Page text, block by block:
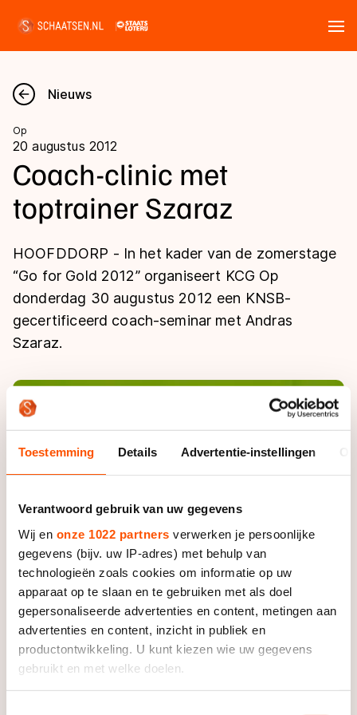
Toestemming Details Advertentie-instellingen
Verantwoord gebruik van uw gegevens
Wij en onze 1022 partners verwerken je persoonlijke
gegevens (bijv. uw IP-adres) met behulp van
technologieën zoals cookies om informatie op uw
apparaat op te slaan en te gebruiken met als doel
gepersonaliseerde advertenties en content, metingen aan
advertenties en content, inzicht in publiek en
productontwikkeling. U kunt kiezen wie uw gegevens
gebruikt en met welke doelen.
Nieuws
Kalender
Disciplines
Langebaan
Shorttrack
Inlineskaten
Schoonrijden
Natuurijs
Uitslagen
Langebaan
Shorttrack
Marathon
Inlineskaten
Kunstschaatsen
Tijden & historie
Ranglijsten Langebaan
Historie & statistiek
Inschrijven wedstrijden
Algemene Nederlandse Schaatstijd
Deze zomer de weg op
Schaatsfans
Alles voor jou als schaatsfan
Evenementen
Tickets
Livestreams
Word schaatsfan!
Winacties
Olympische Spelen
Olympische Spelen
Medaille overzicht
Medaillespiegel
Olympische uitslagen
Van Jong tot Goud verhalen
Nieuws
Op
20 augustus 2012
Coach-clinic met
toptrainer Szaraz
HOOFDDORP - In het kader van de zomerstage
“Go for Gold 2012” organiseert KCG Op
donderdag 30 augustus 2012 een KNSB-
gecertificeerd coach-seminar met Andras
Szaraz.